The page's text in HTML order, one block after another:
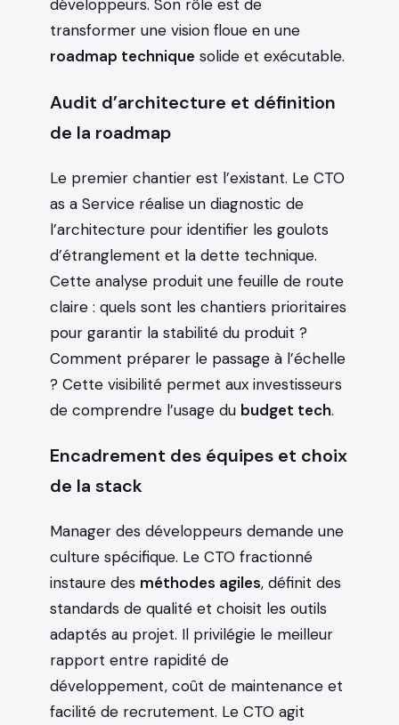
développeurs. Son rôle est de
transformer une vision floue en une
roadmap technique solide et exécutable.
Audit d’architecture et définition
de la roadmap
Le premier chantier est l’existant. Le CTO
as a Service réalise un diagnostic de
l’architecture pour identifier les goulots
d’étranglement et la dette technique.
Cette analyse produit une feuille de route
claire : quels sont les chantiers prioritaires
pour garantir la stabilité du produit ?
Comment préparer le passage à l’échelle
? Cette visibilité permet aux investisseurs
de comprendre l’usage du budget tech.
Encadrement des équipes et choix
de la stack
Manager des développeurs demande une
culture spécifique. Le CTO fractionné
instaure des méthodes agiles, définit des
standards de qualité et choisit les outils
adaptés au projet. Il privilégie le meilleur
rapport entre rapidité de
développement, coût de maintenance et
facilité de recrutement. Le CTO agit